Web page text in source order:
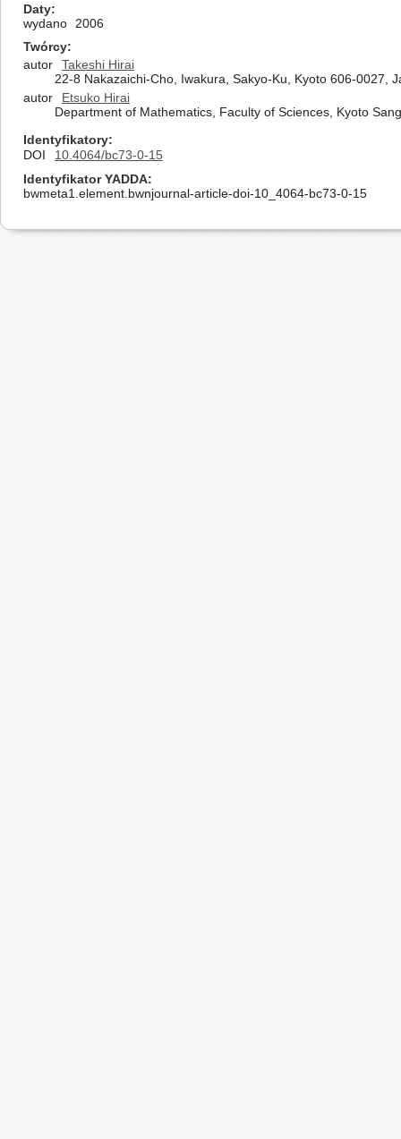
Daty
wydano
2006
Twórcy
autor
Takeshi Hirai
22-8 Nakazaichi-Cho, Iwakura, Sakyo-Ku, Kyoto 606-0027,
autor
Etsuko Hirai
Department of Mathematics, Faculty of Sciences, Kyoto
Identyfikatory
DOI
10.4064/bc73-0-15
Identyfikator YADDA
bwmeta1.element.bwnjournal-article-doi-10_4064-bc73-0-15